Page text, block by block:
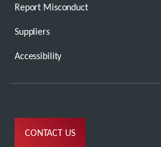
Report Misconduct
Suppliers
Accessibility
CONTACT US